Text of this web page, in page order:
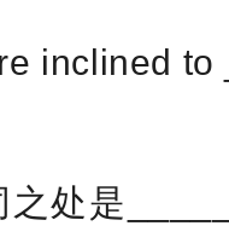
inclined to
处是